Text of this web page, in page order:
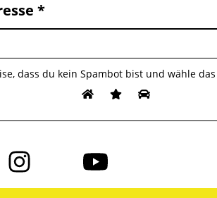
dass du kein Spambot bist und wähle das
Folge
uns
auf
Folge
uns
auf